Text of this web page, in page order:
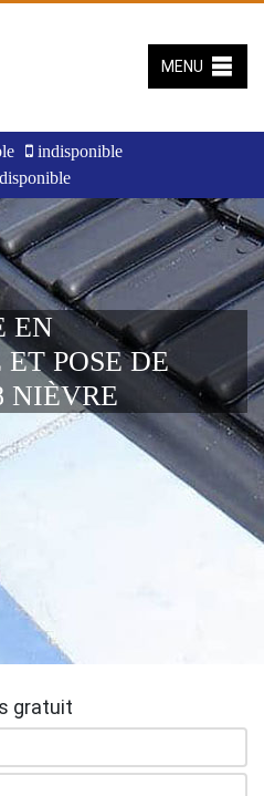
indisponible
MENU
EN
POSE DE
NIÈVRE
gratuit